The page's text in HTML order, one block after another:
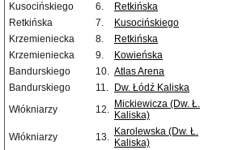
Kusocińskiego
6. Retkińska
Retkińska
7. Kusocińskiego
Krzemieniecka
8. Retkińska
Krzemieniecka
9. Kowieńska
Bandurskiego
10. Atlas Arena
Bandurskiego
11. Dw. Łódź Kaliska
Włókniarzy
12. Mickiewicza (Dw. Ł.
Kaliska)
Włókniarzy 13. Karolewska (Dw. Ł.
Kaliska)